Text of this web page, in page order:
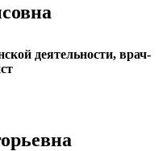
деятельности, врач-